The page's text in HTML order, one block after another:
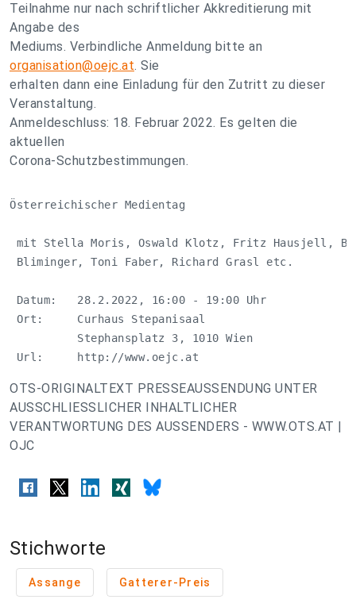
Teilnahme nur nach schriftlicher Akkreditierung mit
Angabe des
Mediums. Verbindliche Anmeldung bitte an
organisation@oejc.at. Sie
erhalten dann eine Einladung für den Zutritt zu dieser
Veranstaltung.
Anmeldeschluss: 18. Februar 2022. Es gelten die
aktuellen
Corona-Schutzbestimmungen.
Österreichischer Medientag
mit Stella Moris, Oswald Klotz, Fritz Hausjell, BM
Bliminger, Toni Faber, Richard Grasl etc.
Datum:   28.2.2022, 16:00 - 19:00 Uhr
Ort:     Curhaus Stepanisaal
          Stephansplatz 3, 1010 Wien
Url:     http://www.oejc.at
OTS-ORIGINALTEXT PRESSEAUSSENDUNG UNTER
AUSSCHLIESSLICHER INHALTLICHER
VERANTWORTUNG DES AUSSENDERS - WWW.OTS.AT |
OJC
Stichworte
Assange Gatterer-Preis